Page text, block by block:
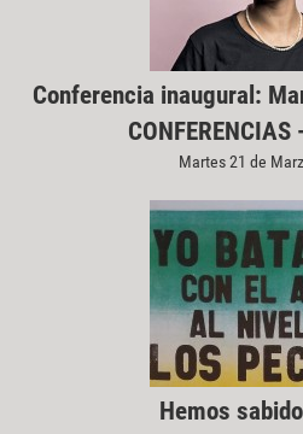
Conferencia inaugural:
Martes 21 de
Hemos